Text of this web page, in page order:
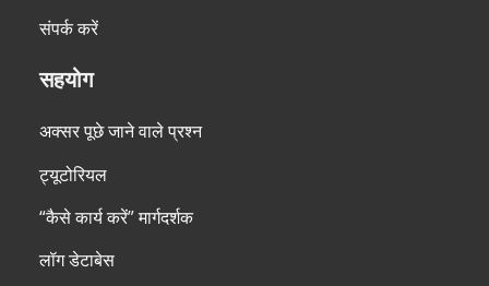
संपर्क करें
सहयोग
अक्सर पूछे जाने वाले प्रश्न
ट्यूटोरियल
“कैसे कार्य करें” मार्गदर्शक
लॉग डेटाबेस